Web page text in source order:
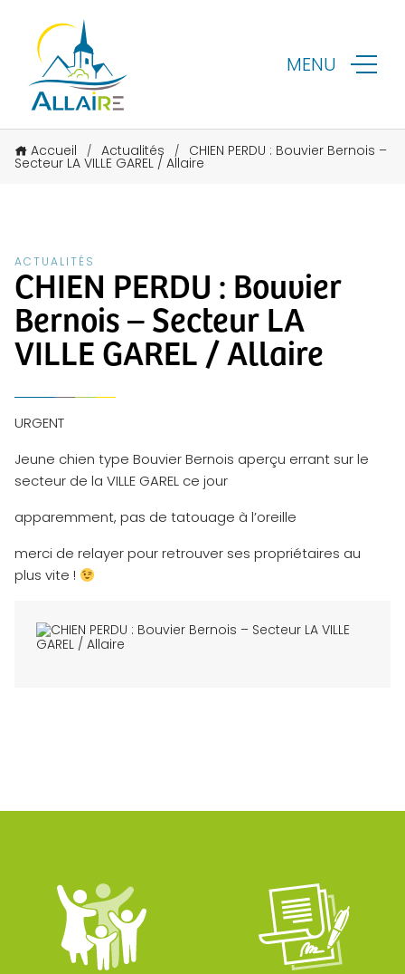
MENU
Accueil / Actualités / CHIEN PERDU : Bouvier Bernois –
Secteur LA VILLE GAREL / Allaire
ACTUALITÉS
CHIEN PERDU : Bouvier
Bernois – Secteur LA
VILLE GAREL / Allaire
URGENT
Jeune chien type Bouvier Bernois aperçu errant sur le
secteur de la VILLE GAREL ce jour
apparemment, pas de tatouage à l’oreille
merci de relayer pour retrouver ses propriétaires au
plus vite !